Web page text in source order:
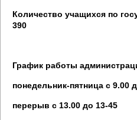
Количество учащихся по
390
График работы
понедельник-пятница с 9.00
перерыв с 13.00 до 13-45